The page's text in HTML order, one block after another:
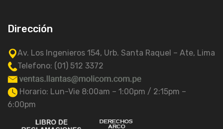
Dirección
Av. Los Ingenieros 154, Urb. Santa Raquel – Ate, Lima
Telefono: (01) 512 3372
Horario: Lun-Vie 8:00am – 1:00pm / 2:15pm –
6:00pm